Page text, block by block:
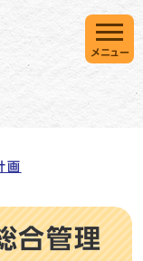
メニュー
画
合管理